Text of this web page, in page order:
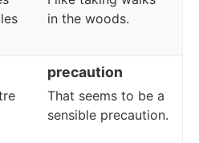
in the woods.
precaution
That seems to be a
sensible precaution.